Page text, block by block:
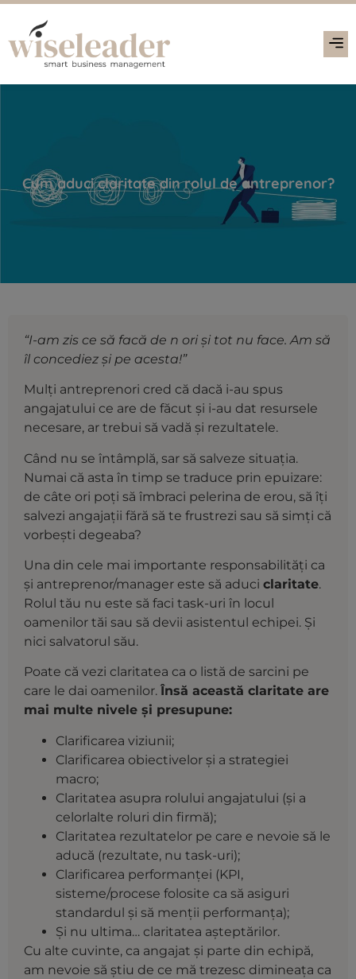
Cum aduci claritate din rolul de antreprenor?
“I-am zis ce să facă de n ori și tot nu face. Am să
îl concediez și pe acesta!”
Mulți antreprenori cred că dacă i-au spus
angajatului ce are de făcut și i-au dat resursele
necesare, ar trebui să vadă și rezultatele.
Când nu se întâmplă, sar să salveze situația.
Numai că asta în timp se traduce prin epuizare:
de câte ori poți să îmbraci pelerina de erou, să îți
salvezi angajații fără să te frustrezi sau să simți că
vorbești degeaba?
Una din cele mai importante responsabilități ca
și antreprenor/manager este să aduci claritate.
Rolul tău nu este să faci task-uri în locul
oamenilor tăi sau să devii asistentul echipei. Și
nici salvatorul său.
Poate că vezi claritatea ca o listă de sarcini pe
care le dai oamenilor. Însă această claritate are
mai multe nivele și presupune:
Clarificarea viziunii;
Clarificarea obiectivelor și a strategiei
macro;
Claritatea asupra rolului angajatului (și a
celorlalte roluri din firmă);
Claritatea rezultatelor pe care e nevoie să le
aducă (rezultate, nu task-uri);
Clarificarea performanței (KPI,
sisteme/procese folosite ca să asiguri
standardul și să menții performanța);
Și nu ultima… claritatea așteptărilor.
Cu alte cuvinte, ca angajat și parte din echipă,
am nevoie să știu de ce mă trezesc dimineața ca